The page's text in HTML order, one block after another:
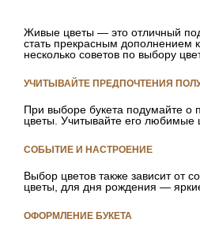
Живые цветы — это отличный
стать прекрасным дополнением
несколько советов по выбору
УЧИТЫВАЙТЕ ПРЕДПОЧТЕНИЯ
При выборе букета подумайте о
цветы. Учитывайте его любимые
СОБЫТИЕ И НАСТРОЕНИЕ
Выбор цветов также зависит от
цветы, для дня рождения —
ОФОРМЛЕНИЕ БУКЕТА